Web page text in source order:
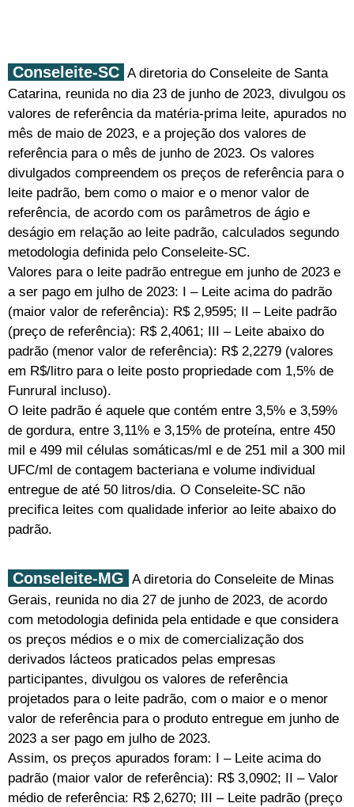
Conseleite-SC A diretoria do Conseleite de Santa
Catarina, reunida no dia 23 de junho de 2023, divulgou os
valores de referência da matéria-prima leite, apurados no
mês de maio de 2023, e a projeção dos valores de
referência para o mês de junho de 2023. Os valores
divulgados compreendem os preços de referência para o
leite padrão, bem como o maior e o menor valor de
referência, de acordo com os parâmetros de ágio e
deságio em relação ao leite padrão, calculados segundo
metodologia definida pelo Conseleite-SC.
Valores para o leite padrão entregue em junho de 2023 e
a ser pago em julho de 2023: I – Leite acima do padrão
(maior valor de referência): R$ 2,9595; II – Leite padrão
(preço de referência): R$ 2,4061; III – Leite abaixo do
padrão (menor valor de referência): R$ 2,2279 (valores
em R$/litro para o leite posto propriedade com 1,5% de
Funrural incluso).
O leite padrão é aquele que contém entre 3,5% e 3,59%
de gordura, entre 3,11% e 3,15% de proteína, entre 450
mil e 499 mil células somáticas/ml e de 251 mil a 300 mil
UFC/ml de contagem bacteriana e volume individual
entregue de até 50 litros/dia. O Conseleite-SC não
precifica leites com qualidade inferior ao leite abaixo do
padrão.
Conseleite-MG A diretoria do Conseleite de Minas
Gerais, reunida no dia 27 de junho de 2023, de acordo
com metodologia definida pela entidade e que considera
os preços médios e o mix de comercialização dos
derivados lácteos praticados pelas empresas
participantes, divulgou os valores de referência
projetados para o leite padrão, com o maior e o menor
valor de referência para o produto entregue em junho de
2023 a ser pago em julho de 2023.
Assim, os preços apurados foram: I – Leite acima do
padrão (maior valor de referência): R$ 3,0902; II – Valor
médio de referência: R$ 2,6270; III – Leite padrão (preço